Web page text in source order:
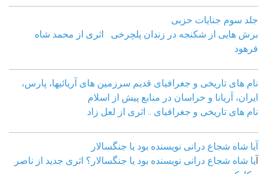
جلد سوم جنایات حزبی
برش هایی از شکنجه در زندان پلچرخی اثری از محمد شاه
فرهود
نام های تاریخی و جغرافیای قدیم سرزمین های آریائیها، پارس،
ایران، آریانا و خراسان در منابع پیش از اسلام
نام های تاریخی و جغرافیای .. اثری از لعل زاد
آیا شاه شجاع درانی نویسنده بود یا جنگسالار
آیا شاه شجاع درانی نویسنده بود یا جنگسالار؟ اثری جدید از ناصر